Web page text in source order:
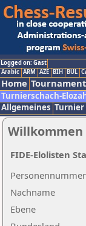
Logged on: Gast
Arabic ARM AZE BIH BUL
Home
Turnierschach-
Allgemeines Turnier
Willkommen
Nachname
Ebene
Personennummer
FIDE-Elolisten